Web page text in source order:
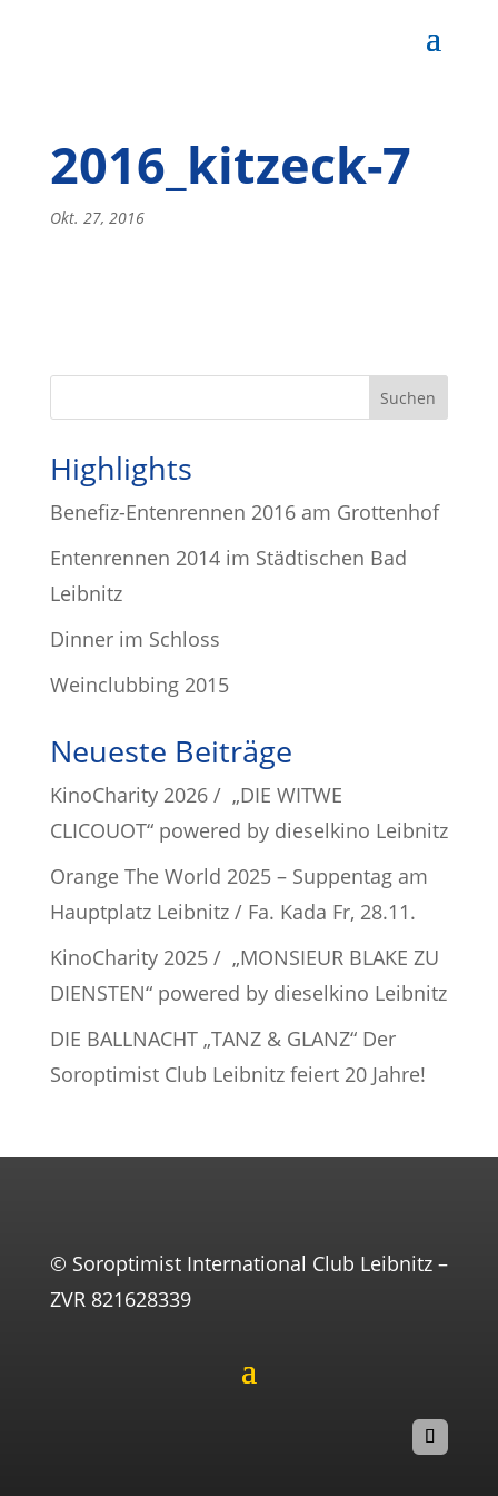
2016_kitzeck-7
Okt. 27, 2016
Highlights
Benefiz-Entenrennen 2016 am Grottenhof
Entenrennen 2014 im Städtischen Bad
Leibnitz
Dinner im Schloss
Weinclubbing 2015
Neueste Beiträge
KinoCharity 2026 / „DIE WITWE
CLICOUOT“ powered by dieselkino Leibnitz
Orange The World 2025 – Suppentag am
Hauptplatz Leibnitz / Fa. Kada Fr, 28.11.
KinoCharity 2025 / „MONSIEUR BLAKE ZU
DIENSTEN“ powered by dieselkino Leibnitz
DIE BALLNACHT „TANZ & GLANZ“ Der
Soroptimist Club Leibnitz feiert 20 Jahre!
© Soroptimist International Club Leibnitz –
ZVR 821628339